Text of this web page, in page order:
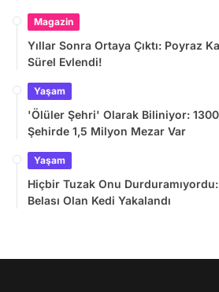
Magazin
Yıllar Sonra Ortaya Çıktı: Poyraz
Sürel Evlendi!
Yaşam
'Ölüler Şehri' Olarak Biliniyor: 1300
Şehirde 1,5 Milyon Mezar Var
Yaşam
Hiçbir Tuzak Onu
Belası Olan Kedi Yakalandı